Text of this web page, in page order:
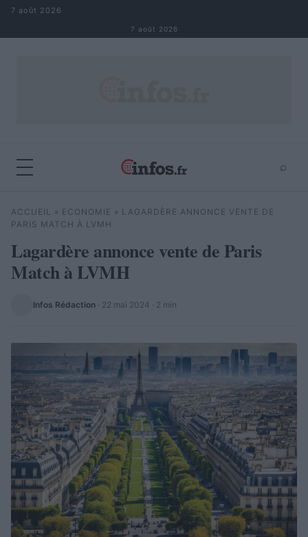
Aller au contenu
7 août 2026
7 août 2026
⌕
Rechercher ⌕
ACCUEIL » ECONOMIE » LAGARDÈRE ANNONCE VENTE DE
PARIS MATCH À LVMH
Lagardère annonce vente de Paris
Match à LVMH
Infos Rédaction · 22 mai 2024 · 2 min